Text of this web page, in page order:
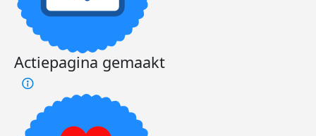
Actiepagina gemaakt